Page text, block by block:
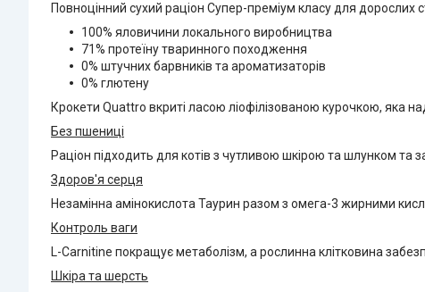
Повноцінний сухий раціон Супер-преміум класу для дорослих
100% яловичини локального виробництва
71% протеїну тваринного походження
0% штучних барвників та ароматизаторів
0% глютену
Крокети Quattro вкриті ласою ліофілізованою курочкою, яка
Без пшениці
Раціон підходить для котів з чутливою шкірою та шлунком та
Здоров'я серця
Незамінна амінокислота Таурин разом з омега-3 жирними
Контроль ваги
L-Carnitine покращує метаболізм, а рослинна клітковина
Шкіра та шерсть